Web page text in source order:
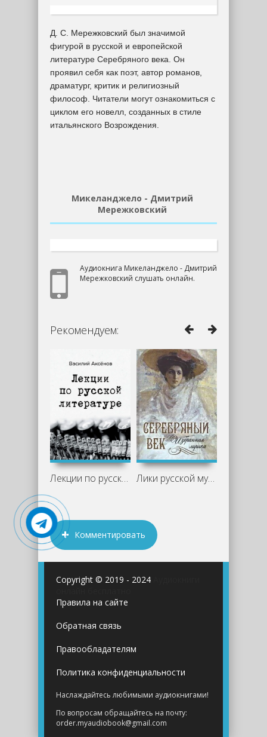
Д. С. Мережковский был значимой
фигурой в русской и европейской
литературе Серебряного века. Он
проявил себя как поэт, автор романов,
драматург, критик и религиозный
философ. Читатели могут ознакомиться с
циклом его новелл, созданных в стиле
итальянского Возрождения.
Микеланджело - Дмитрий
Мережковский
Аудиокнига Микеланджело - Дмитрий
Мережковский слушать онлайн.
Рекомендуем:
Лекции по русской литературе - Владимир Лики русской музы. Поэзия Серебряного
Комментировать
Copyright © 2019 - 2024
Правила на сайте
Обратная связь
Правообладателям
Политика конфиденциальности
Наслаждайтесь любимыми аудиокнигами!
По вопросам обращайтесь на почту:
order.myaudiobook@gmail.com